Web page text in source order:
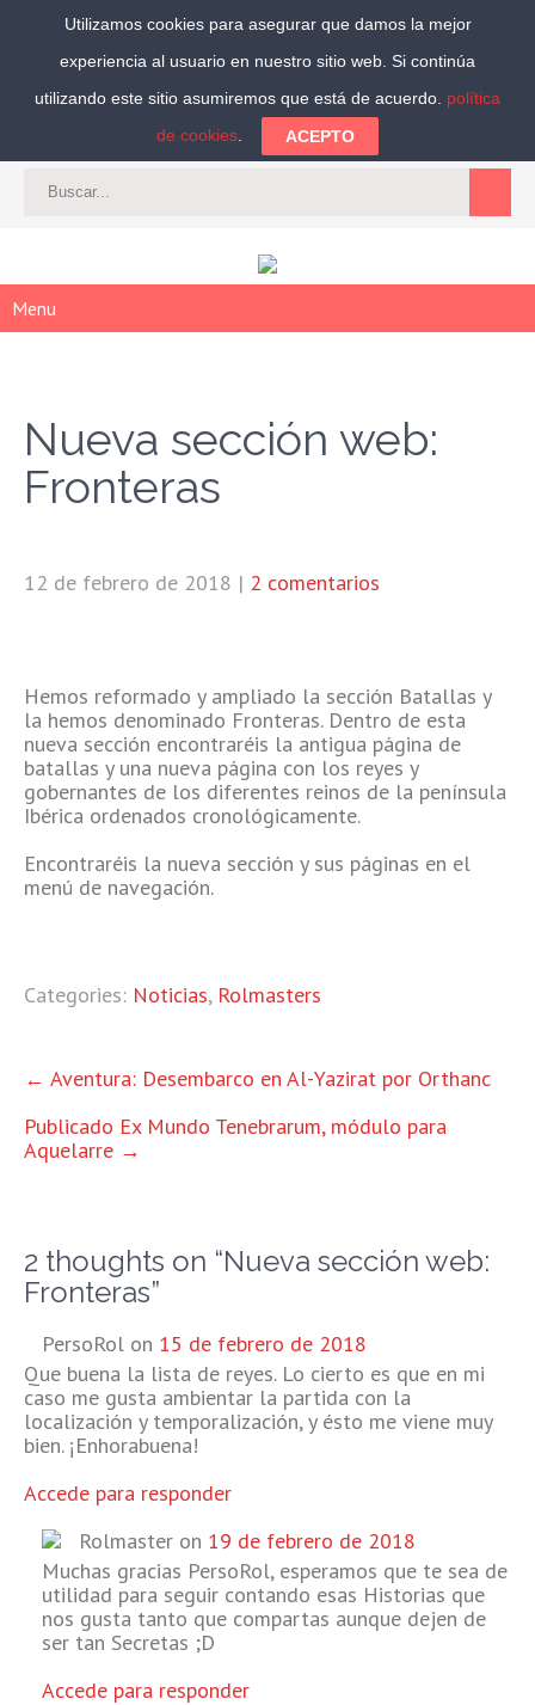
Síguenos:
CAT-ES| ACCEDER | REGISTRARSE
Menu
Nueva sección web:
Fronteras
12 de febrero de 2018 | 2 comentarios
Hemos reformado y ampliado la sección Batallas y
la hemos denominado Fronteras. Dentro de esta
nueva sección encontraréis la antigua página de
batallas y una nueva página con los reyes y
gobernantes de los diferentes reinos de la península
Ibérica ordenados cronológicamente.
Encontraréis la nueva sección y sus páginas en el
menú de navegación.
Categories: Noticias, Rolmasters
OTRAS
ENTRADAS
← Aventura: Desembarco en Al-Yazirat por Orthanc
Publicado Ex Mundo Tenebrarum, módulo para
Aquelarre →
2 thoughts on “Nueva sección web:
Fronteras”
PersoRol on 15 de febrero de 2018
Que buena la lista de reyes. Lo cierto es que en mi
caso me gusta ambientar la partida con la
localización y temporalización, y ésto me viene muy
bien. ¡Enhorabuena!
Accede para responder
Rolmaster on 19 de febrero de 2018
Muchas gracias PersoRol, esperamos que te sea de
utilidad para seguir contando esas Historias que
nos gusta tanto que compartas aunque dejen de
ser tan Secretas ;D
Accede para responder
Utilizamos cookies para asegurar que damos la mejor
experiencia al usuario en nuestro sitio web. Si continúa
utilizando este sitio asumiremos que está de acuerdo. política
de cookies
ACEPTO